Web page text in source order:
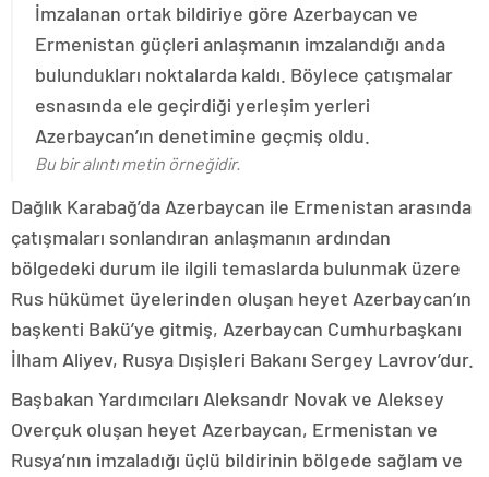
İmzalanan ortak bildiriye göre Azerbaycan ve
Ermenistan güçleri anlaşmanın imzalandığı anda
bulundukları noktalarda kaldı. Böylece çatışmalar
esnasında ele geçirdiği yerleşim yerleri
Azerbaycan’ın denetimine geçmiş oldu.
Bu bir alıntı metin örneğidir.
Dağlık Karabağ’da Azerbaycan ile Ermenistan arasında
çatışmaları sonlandıran anlaşmanın ardından
bölgedeki durum ile ilgili temaslarda bulunmak üzere
Rus hükümet üyelerinden oluşan heyet Azerbaycan’ın
başkenti Bakü’ye gitmiş, Azerbaycan Cumhurbaşkanı
İlham Aliyev, Rusya Dışişleri Bakanı Sergey Lavrov’dur.
Başbakan Yardımcıları Aleksandr Novak ve Aleksey
Overçuk oluşan heyet Azerbaycan, Ermenistan ve
Rusya’nın imzaladığı üçlü bildirinin bölgede sağlam ve